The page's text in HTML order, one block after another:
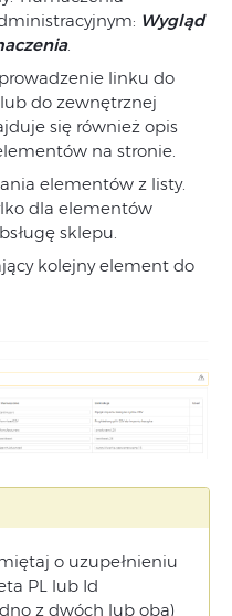
Wygląd
.
linku do
do zewnętrznej
się również opis
na stronie.
elementów z listy.
dla elementów
sklepu.
kolejny element do
o uzupełnieniu
PL lub Id
z dwóch lub oba)